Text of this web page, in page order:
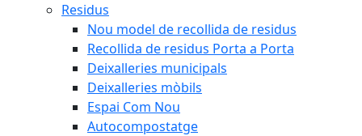
Residus
Nou model de recollida de residus
Recollida de residus Porta a Porta
Deixalleries municipals
Deixalleries mòbils
Espai Com Nou
Autocompostatge